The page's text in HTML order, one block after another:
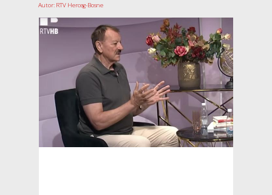
Autor: RTV Herceg-Bosne